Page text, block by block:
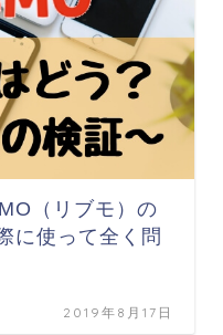
（リブモ）の
に使って全く問
2019年8月17日